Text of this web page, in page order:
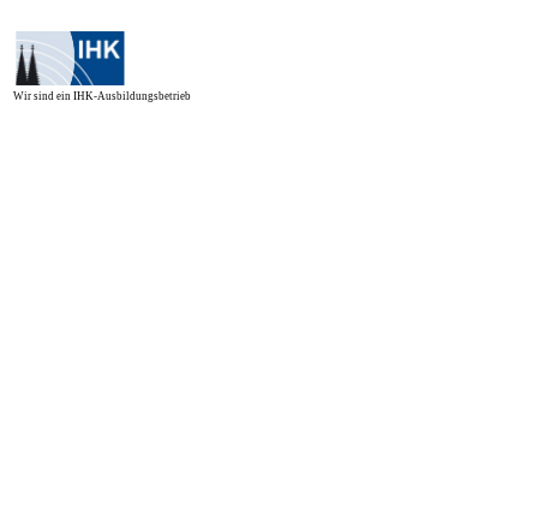
Wir sind ein IHK-Ausbildungsbetrieb